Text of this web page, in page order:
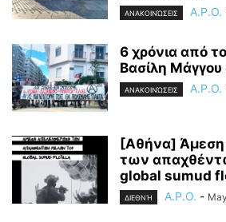
ΑΝΑΚΟΙΝΏΣΕΙΣ A.P.O.
6 χρόνια από
Βασίλη
ΑΝΑΚΟΙΝΏΣΕΙΣ A.P.O.
[Αθήνα]
των
global sumud
ΔΙΕΘΝΉ A.P.O. -